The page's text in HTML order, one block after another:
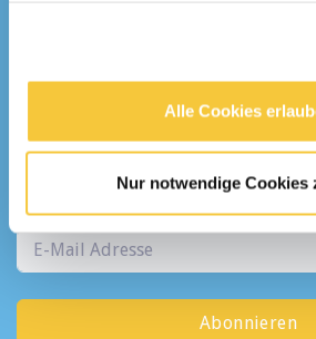
Alle Cookies
Nur notwendige Cookies
eine E-Mail mit den neusten Stellen
Alle Kategorien
Abonnieren